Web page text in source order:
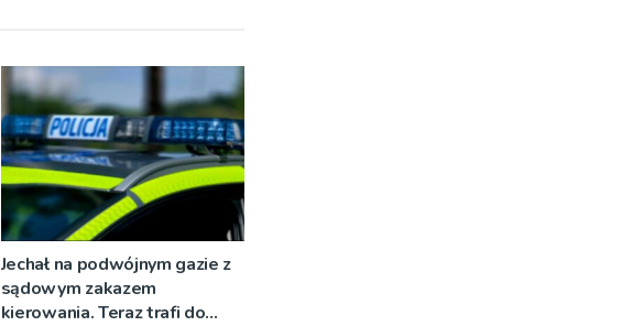
Jechał na podwójnym gazie z
sądowym zakazem
kierowania. Teraz trafi do